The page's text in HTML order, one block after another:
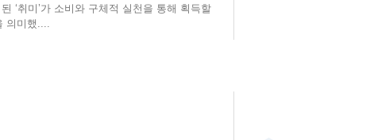
‘취미’가 소비와 구체적 실천을 통해 획득할
의미했....